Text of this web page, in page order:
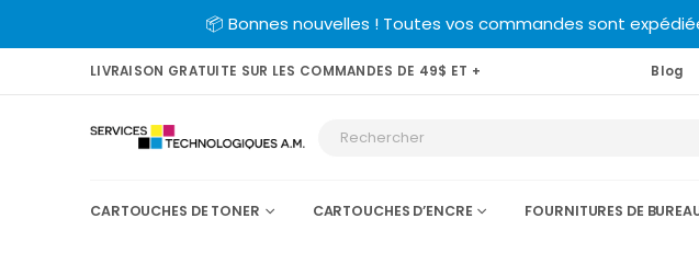
📦 Bonnes nouvelles ! Toutes vos commandes sont
LIVRAISON GRATUITE SUR LES COMMANDES DE 49$ ET + Blog
CARTOUCHES DE TONER CARTOUCHES D’ENCRE FOURNITURES DE